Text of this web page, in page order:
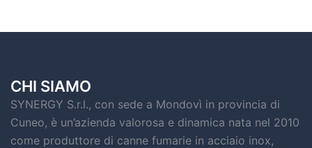
CHI SIAMO
SYNERGY S.r.l., con sede a Mondovì in provincia di
Cuneo, è un’azienda valorosa e dinamica nata nel 2010
come produttore di canne fumarie in acciaio inox,